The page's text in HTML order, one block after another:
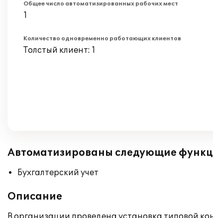
Общее число автоматизированных рабочих мест
1
Количество одновременно работающих клиентов
Толстый клиент: 1
Автоматизированы следующие
Бухгалтерский учет
Описание